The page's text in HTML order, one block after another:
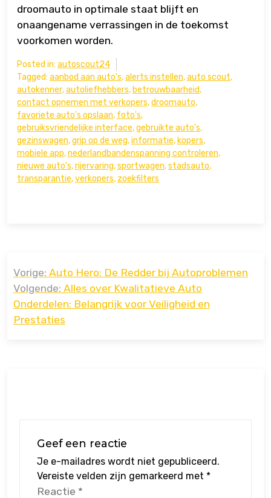
droomauto in optimale staat blijft en
onaangename verrassingen in de toekomst
voorkomen worden.
Posted in: autoscout24
Tagged: aanbod aan auto's,alerts instellen,auto scout,
autokenner,autoliefhebbers, betrouwbaarheid,
contact opnemen met verkopers,droomauto,
favoriete auto's opslaan, foto's,
gebruiksvriendelijke interface,gebruikte auto's,
gezinswagen,grip op de weg,informatie, kopers,
mobiele app,nederlandbandenspanning controleren,
nieuwe auto's,rijervaring,sportwagen,stadsauto,
transparantie,verkopers, zoekfilters
navigatie
Vorige: Auto Hero: De Redder bij Autoproblemen
Volgende: Alles over Kwalitatieve Auto
Onderdelen: Belangrijk voor Veiligheid en
Prestaties
Geef een reactie
Je e-mailadres wordt niet gepubliceerd.
Vereiste velden zijn gemarkeerd met *
Reactie *